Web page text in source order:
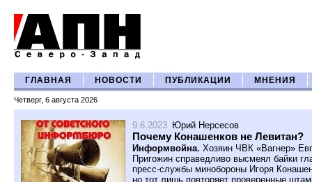
ГЛАВНАЯ НОВОСТИ ПУБЛИКАЦИИ МНЕНИЯ
Четверг, 6 августа 2026
9.6.2023 Юрий Нерсесов
Почему Конашенков не Левитан?
Информвойна. Хозяин ЧВК «Вагнер»
Пригожин справедливо высмеял байки
пресс-службы минобороны Игоря
но тот лишь повторяет проверенные